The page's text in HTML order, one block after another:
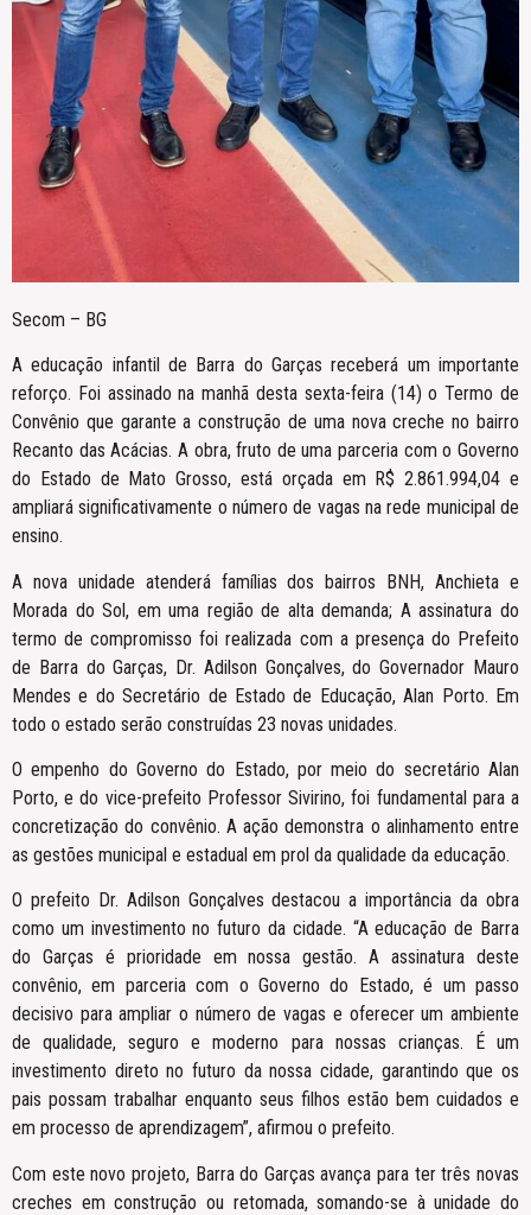
Secom – BG
A educação infantil de Barra do Garças receberá um importante
reforço. Foi assinado na manhã desta sexta-feira (14) o Termo de
Convênio que garante a construção de uma nova creche no bairro
Recanto das Acácias. A obra, fruto de uma parceria com o Governo
do Estado de Mato Grosso, está orçada em R$ 2.861.994,04 e
ampliará significativamente o número de vagas na rede municipal de
ensino.
A nova unidade atenderá famílias dos bairros BNH, Anchieta e
Morada do Sol, em uma região de alta demanda; A assinatura do
termo de compromisso foi realizada com a presença do Prefeito
de Barra do Garças, Dr. Adilson Gonçalves, do Governador Mauro
Mendes e do Secretário de Estado de Educação, Alan Porto. Em
todo o estado serão construídas 23 novas unidades.
O empenho do Governo do Estado, por meio do secretário Alan
Porto, e do vice-prefeito Professor Sivirino, foi fundamental para a
concretização do convênio. A ação demonstra o alinhamento entre
as gestões municipal e estadual em prol da qualidade da educação.
O prefeito Dr. Adilson Gonçalves destacou a importância da obra
como um investimento no futuro da cidade. “A educação de Barra
do Garças é prioridade em nossa gestão. A assinatura deste
convênio, em parceria com o Governo do Estado, é um passo
decisivo para ampliar o número de vagas e oferecer um ambiente
de qualidade, seguro e moderno para nossas crianças. É um
investimento direto no futuro da nossa cidade, garantindo que os
pais possam trabalhar enquanto seus filhos estão bem cuidados e
em processo de aprendizagem”, afirmou o prefeito.
Com este novo projeto, Barra do Garças avança para ter três novas
creches em construção ou retomada, somando-se à unidade do